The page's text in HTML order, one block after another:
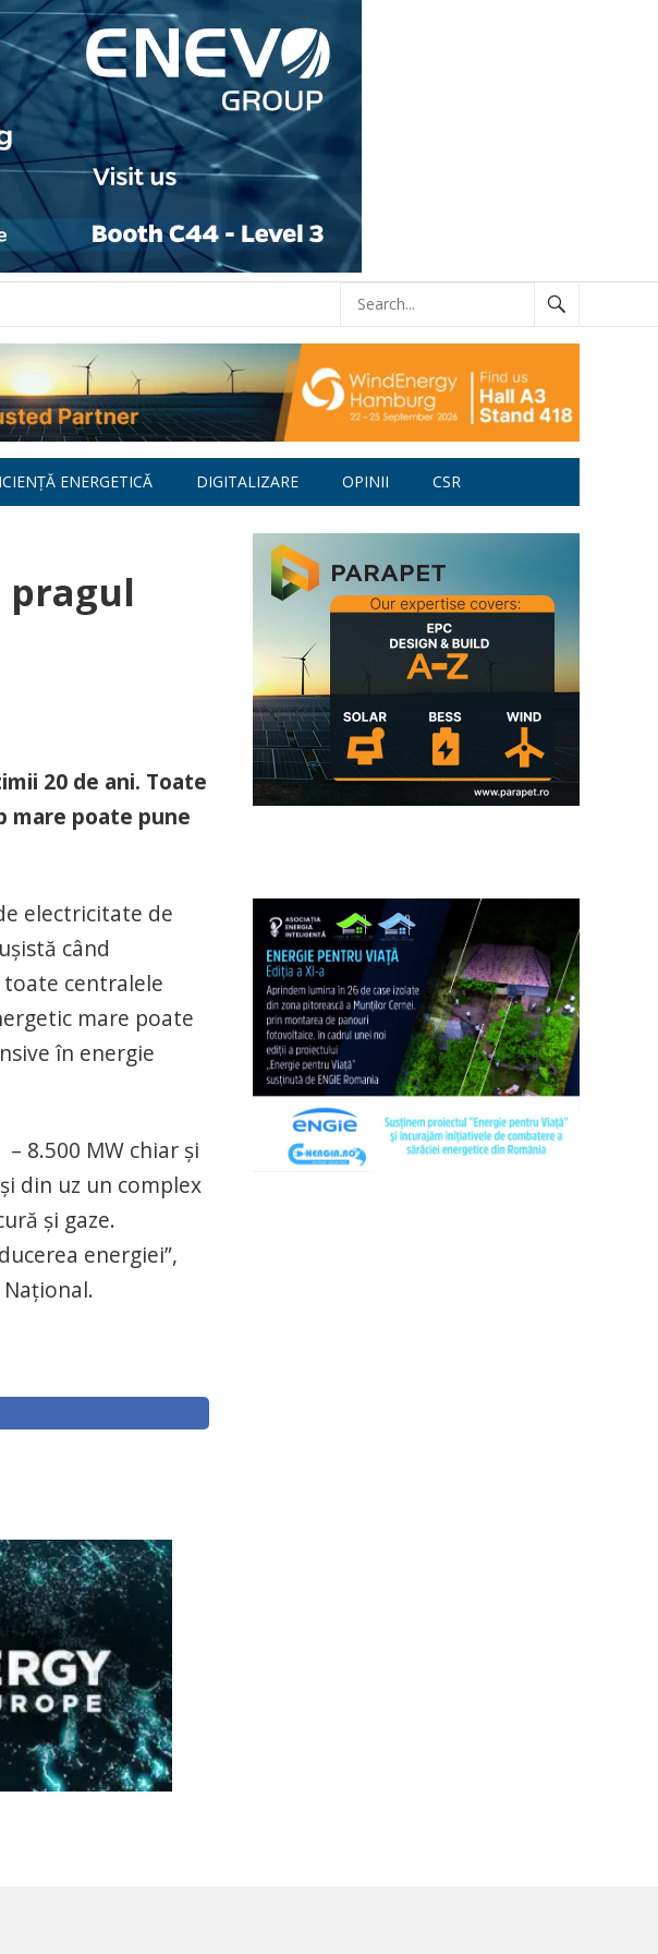
ENERGETICĂ DIGITALIZARE OPINII CSR
pragul
20 de ani. Toate
mare poate pune
electricitate de
când
toate centralele
mare poate
în energie
8.500 MW chiar şi
din uz un complex
şi gaze.
energiei”,